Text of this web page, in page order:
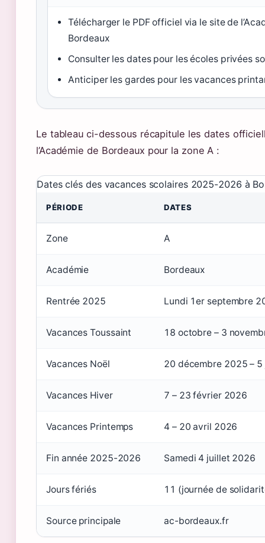
Télécharger le PDF officiel via le site de
Bordeaux
Consulter les dates pour les écoles privées
Anticiper les gardes pour les vacances
Le tableau ci-dessous récapitule les dates
l’Académie de Bordeaux pour la zone A :
Dates clés des vacances scolaires 2025-2026 à
PÉRIODE DATES
Zone A
Académie Bordeaux
Rentrée 2025 Lundi 1er septembre
Vacances Toussaint 18 octobre – 3
Vacances Noël 20 décembre 2025 –
Vacances Hiver 7 – 23 février 2026
Vacances Printemps 4 – 20 avril 2026
Fin année 2025-2026 Samedi 4 juillet 2026
Jours fériés 11 (journée de
Source principale ac-bordeaux.fr